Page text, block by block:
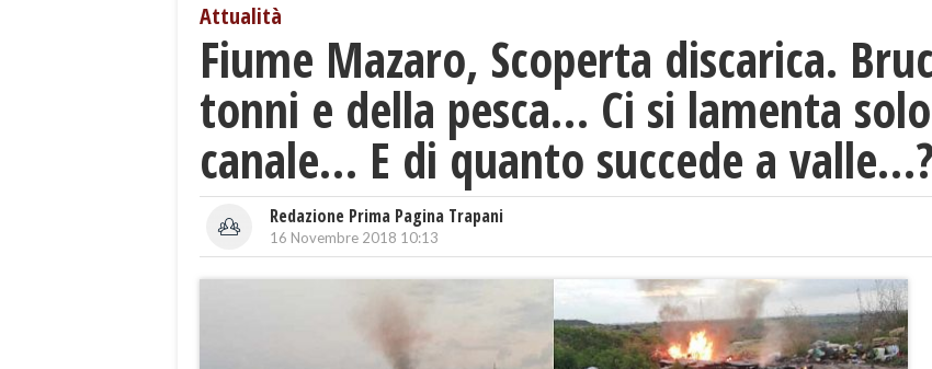
Attualità
Fiume Mazaro, Scoperta discarica.
tonni e della pesca… Ci si lamenta
canale… E di quanto succede a valle…?
Redazione Prima Pagina Trapani
16 Novembre 2018 10:13